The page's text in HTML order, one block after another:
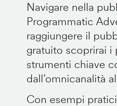
Navigare nella
Programmatic
raggiungere il
gratuito scoprirai i
strumenti chiave
dall’omnicanalità
Con esempi